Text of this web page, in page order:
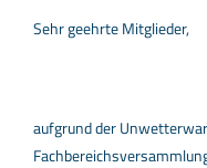
Sehr geehrte Mitglieder,
aufgrund der